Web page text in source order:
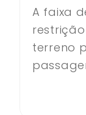
A faixa
terreno